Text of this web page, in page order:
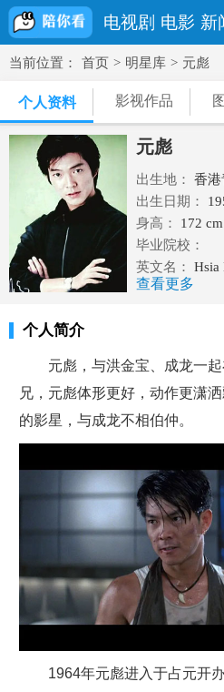
电视剧 电影 新
当前位置： 首页 > 明星库 > 元彪
个人资料 影视作品
元彪
出生地：
香港
出生日期：
身高：
172 cm
毕业院校：
英文名：
Hsia
民族：汉族
体重：65 kg
查看更多
个人简介
元彪，与洪金宝、成龙一
兄，元彪体形更好，动作更潇
的影星，与成龙不相伯仲。
1964年元彪进入于占元开